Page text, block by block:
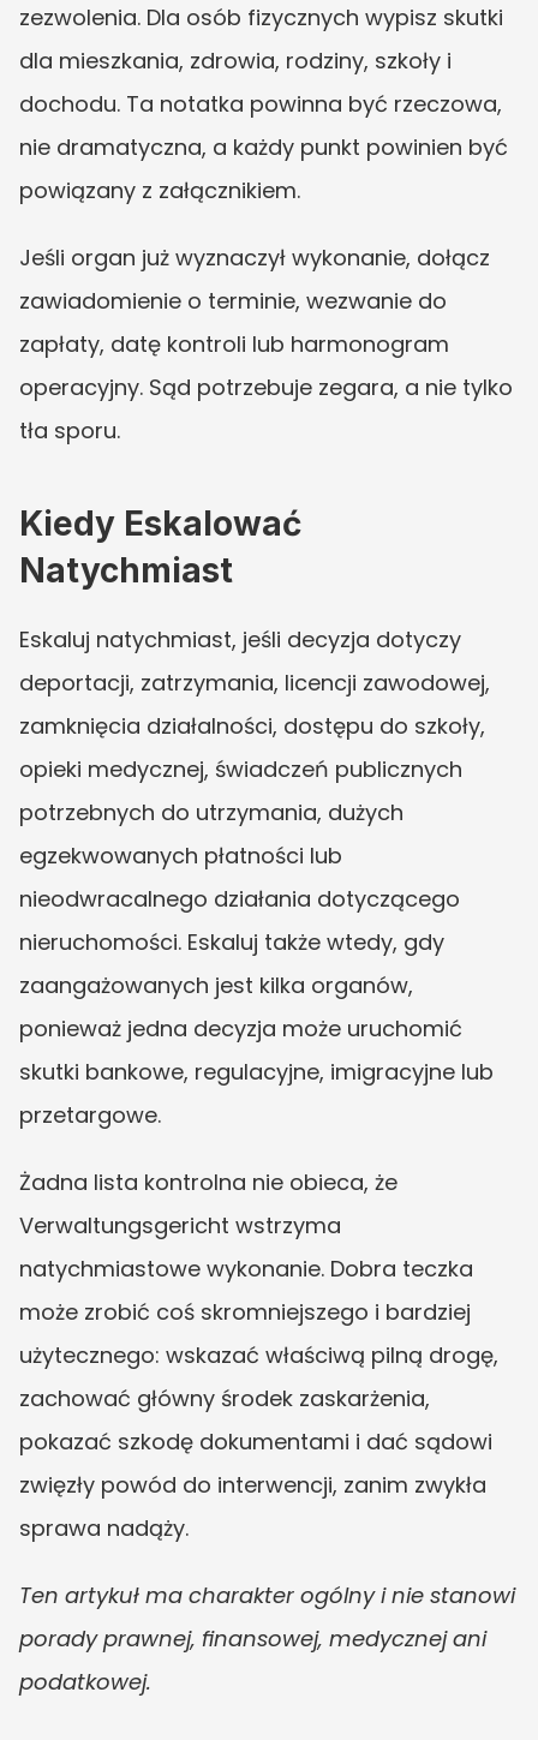
zezwolenia. Dla osób fizycznych wypisz skutki
dla mieszkania, zdrowia, rodziny, szkoły i
dochodu. Ta notatka powinna być rzeczowa,
nie dramatyczna, a każdy punkt powinien być
powiązany z załącznikiem.
Jeśli organ już wyznaczył wykonanie, dołącz
zawiadomienie o terminie, wezwanie do
zapłaty, datę kontroli lub harmonogram
operacyjny. Sąd potrzebuje zegara, a nie tylko
tła sporu.
Kiedy Eskalować
Natychmiast
Eskaluj natychmiast, jeśli decyzja dotyczy
deportacji, zatrzymania, licencji zawodowej,
zamknięcia działalności, dostępu do szkoły,
opieki medycznej, świadczeń publicznych
potrzebnych do utrzymania, dużych
egzekwowanych płatności lub
nieodwracalnego działania dotyczącego
nieruchomości. Eskaluj także wtedy, gdy
zaangażowanych jest kilka organów,
ponieważ jedna decyzja może uruchomić
skutki bankowe, regulacyjne, imigracyjne lub
przetargowe.
Żadna lista kontrolna nie obieca, że
Verwaltungsgericht wstrzyma
natychmiastowe wykonanie. Dobra teczka
może zrobić coś skromniejszego i bardziej
użytecznego: wskazać właściwą pilną drogę,
zachować główny środek zaskarżenia,
pokazać szkodę dokumentami i dać sądowi
zwięzły powód do interwencji, zanim zwykła
sprawa nadąży.
Ten artykuł ma charakter ogólny i nie stanowi
porady prawnej, finansowej, medycznej ani
podatkowej.